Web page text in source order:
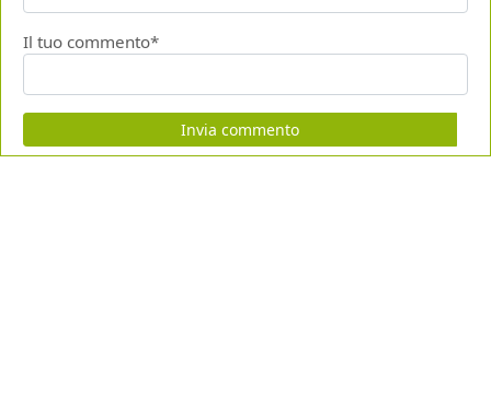
Il tuo commento*
Invia commento